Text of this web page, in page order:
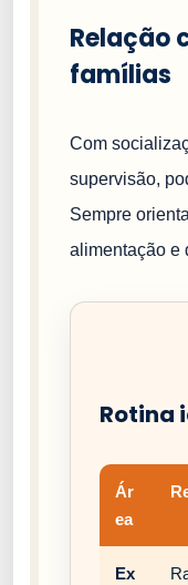
Relação
famílias
Com
supervisão,
Sempre
alimentação e
Rotina
Ár
ea
Ex